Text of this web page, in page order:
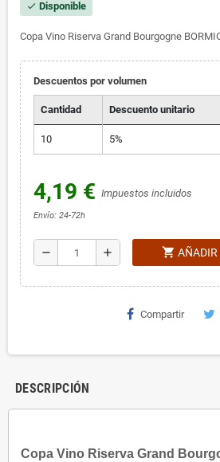
check Disponible
Copa Vino Riserva Grand Bourgogne
Descuentos por volumen
Cantidad Descuento unitario
10 5%
4,19 € Impuestos incluidos
Envío: 24-72h
remove add shopping_cart AÑADIR
Compartir
DESCRIPCIÓN
Copa Vino Riserva Grand